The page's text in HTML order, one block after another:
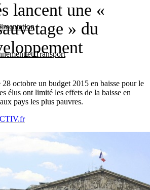
et Transport
lancent une «
» du
octobre un budget 2015 en baisse pour le
élus ont limité les effets de la baisse en
pays les plus pauvres.